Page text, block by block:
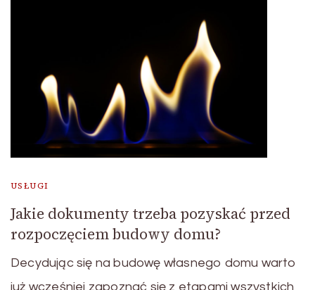
USŁUGI
Jakie dokumenty trzeba pozyskać przed
rozpoczęciem budowy domu?
Decydując się na budowę własnego domu warto
już wcześniej zapoznać się z etapami wszystkich